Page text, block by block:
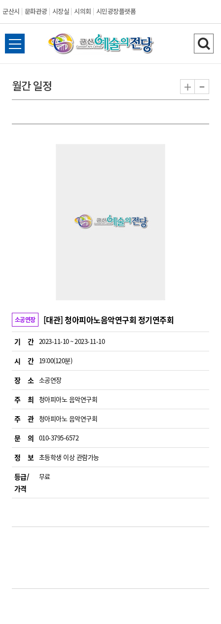
군산시 문화관광 시장실 시의회 시민광장플랫폼
군
산
전
체
뉴
열
검
색
기
월간 일정 + -
소공연장 [대관] 청아피아노음악연구회 정기연주회
기 간 2023-11-10 ~ 2023-11-10
시 간 19:00(120분)
장 소 소공연장
주 최 청아피아노 음악연구회
주 관 청아피아노 음악연구회
문 의 010-3795-6572
정 보 초등학생 이상 관람가능
등급/
가격
무료